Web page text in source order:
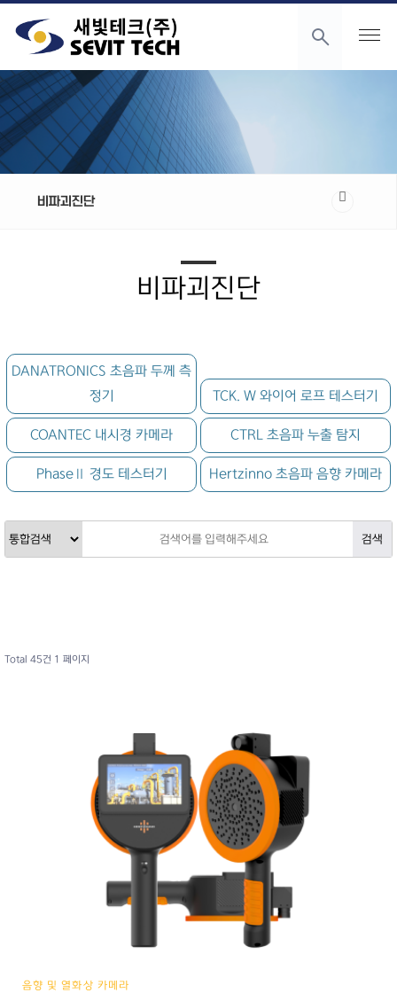
비파괴진단
비파괴진단
DANATRONICS 초음파 두께 측
정기
TCK. W 와이어 로프 테스터기
COANTEC 내시경 카메라 CTRL 초음파 누출 탐지
PhaseⅡ 경도 테스터기 Hertzinno 초음파 음향 카메라
Total 45건 1 페이지
음향 및 열화상 카메라